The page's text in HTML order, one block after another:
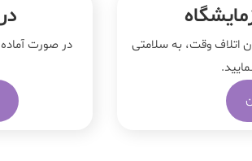
اتلاف وقت، به سلامتی
در صورت